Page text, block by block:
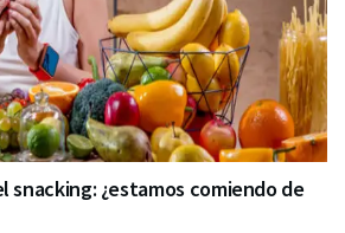
snacking: ¿estamos comiendo de